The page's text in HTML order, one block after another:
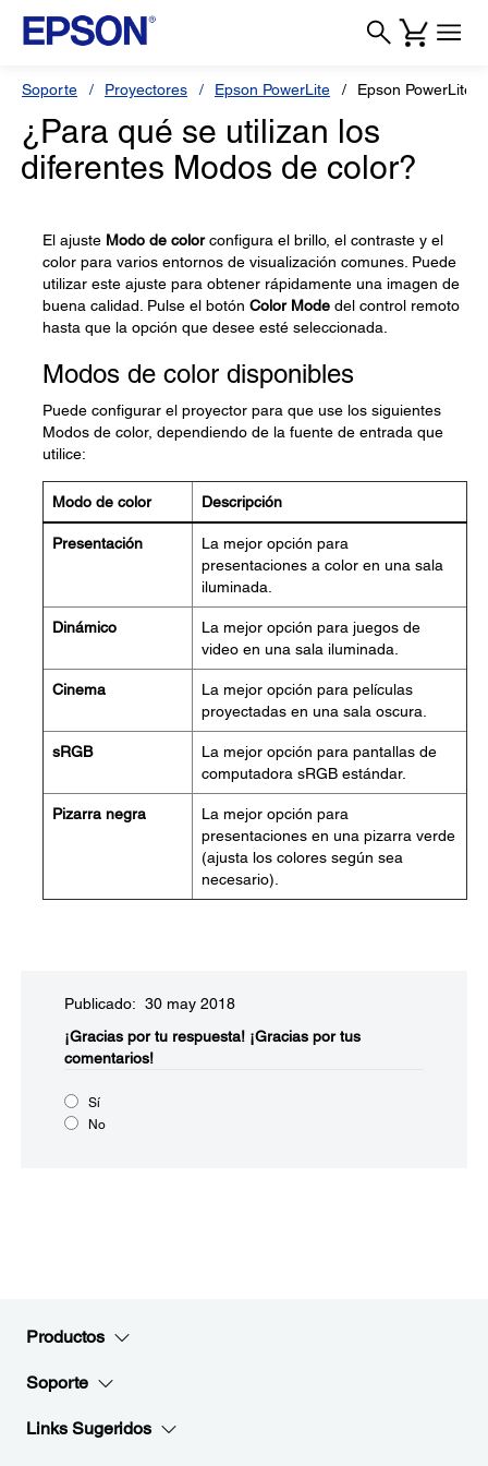
Soporte Proyectores Epson PowerLite Epson PowerLite
¿Para qué se utilizan los
diferentes Modos de color?
El ajuste Modo de colorconfigura el brillo, el contraste y el
color para varios entornos de visualización comunes. Puede
utilizar este ajuste para obtener rápidamente una imagen de
buena calidad. Pulse el botón Color Mode del control remoto
hasta que la opción que desee esté seleccionada.
Modos de color disponibles
Puede configurar el proyector para que use los siguientes
Modos de color, dependiendo de la fuente de entrada que
utilice:
Modo de color Descripción
Presentación
La mejor opción para
presentaciones a color en una sala
iluminada.
Dinámico
La mejor opción para juegos de
video en una sala iluminada.
Cinema
La mejor opción para películas
proyectadas en una sala oscura.
sRGB
La mejor opción para pantallas de
computadora sRGB estándar.
Pizarra negra
La mejor opción para
presentaciones en una pizarra verde
(ajusta los colores según sea
necesario).
Publicado: 30 may 2018
¡Gracias por tu respuesta! ¡Gracias por tus
comentarios!
Sí
No
Productos
Soporte
Links Sugeridos